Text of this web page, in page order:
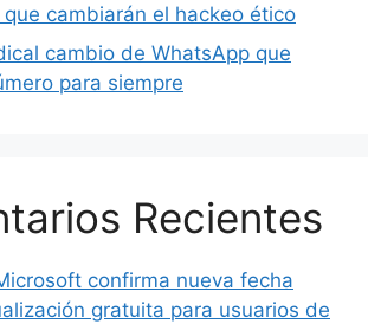
cambiarán el hackeo ético
cambio de WhatsApp que
para siempre
Recientes
confirma nueva fecha
gratuita para usuarios de